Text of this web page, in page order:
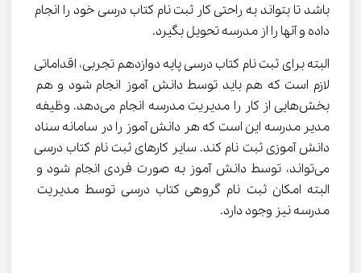
باشد تا بتواند به راحتی کار ثبت نام کتاب درسی خود را انجام
داده و آنها را از مدرسه تحویل بگیرد.
البته برای ثبت نام کتاب درسی پایه دوازدهم تجربی، اقداماتی
لازم است که هم باید توسط دانش آموز انجام شود و هم
بخش‌هایی از کار را مدیریت مدرسه انجام می‌دهد. وظیفه
مدیر مدرسه این است که هر دانش آموز را در سامانه سناد
دانش آموزی ثبت نام کند. سایر کارهای ثبت نام کتاب درسی
می‌تواند، توسط دانش آموز به صورت فردی انجام شود و
البته امکان ثبت نام گروهی کتاب درسی توسط مدیریت
مدرسه نیز وجود دارد.